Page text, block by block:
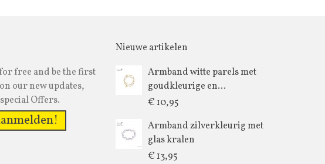
free and be the first
our new updates,
Offers.
Nieuwe artikelen
Armband witte parels met
goudkleurige en...
€ 10,95
Armband zilverkleurig met
glas kralen
€ 13,95